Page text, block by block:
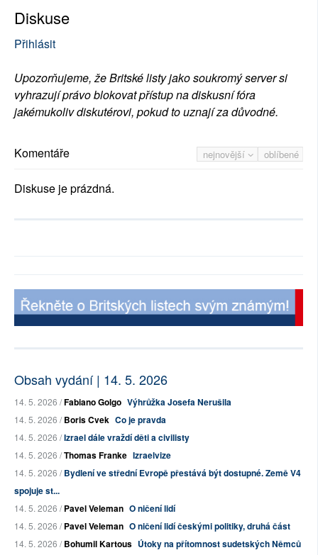
Diskuse
Přihlásit
Upozorňujeme, že Britské listy jako soukromý server si
vyhrazují právo blokovat přístup na diskusní fóra
jakémukoliv diskutérovi, pokud to uznají za důvodné.
nejnovější oblíbené
Komentáře
Diskuse je prázdná.
Obsah vydání | 14. 5. 2026
14. 5. 2026 /Fabiano Golgo Výhrůžka Josefa Nerušila
14. 5. 2026 /Boris Cvek Co je pravda
14. 5. 2026 /Izrael dále vraždí děti a civilisty
14. 5. 2026 /Thomas Franke Izraelvize
14. 5. 2026 /Bydlení ve střední Evropě přestává být dostupné. Země V4
spojuje st...
14. 5. 2026 /Pavel Veleman O ničení lidí
14. 5. 2026 /Pavel Veleman O ničení lidí českými politiky, druhá část
14. 5. 2026 /Bohumil Kartous Útoky na přítomnost sudetských Němců